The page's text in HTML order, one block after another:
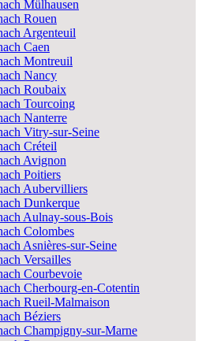
Mülhausen
Rouen
Argenteuil
Caen
Montreuil
Nancy
Roubaix
Tourcoing
Nanterre
Vitry-sur-Seine
Créteil
Avignon
Poitiers
Aubervilliers
Dunkerque
Aulnay-sous-Bois
Colombes
Asnières-sur-Seine
Versailles
Courbevoie
Cherbourg-en-Cotentin
Rueil-Malmaison
Béziers
Champigny-sur-Marne